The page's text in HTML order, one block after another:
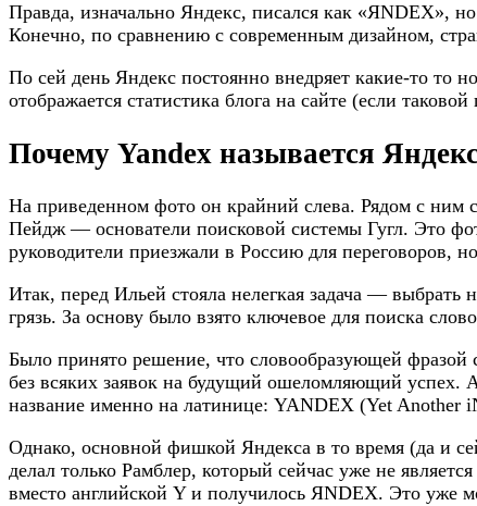
Правда, изначально Яндекс, писался как «ЯNDEX»,
Конечно, по сравнению с современным дизайном,
По сей день Яндекс постоянно внедряет какие-то то
отображается статистика блога на сайте (если таковой
Почему Yandex называется
На приведенном фото он крайний слева. Рядом с ним
Пейдж — основатели поисковой системы Гугл. Это
руководители приезжали в Россию для переговоров,
Итак, перед Ильей стояла нелегкая задача — выбрать
грязь. За основу было взято ключевое для поиска
Было принято решение, что словообразующей фразой
без всяких заявок на будущий ошеломляющий успех.
название именно на латинице: YANDEX (Yet Another
Однако, основной фишкой Яндекса в то время (да и
делал только Рамблер, который сейчас уже не
вместо английской Y и получилось ЯNDEX. Это уже